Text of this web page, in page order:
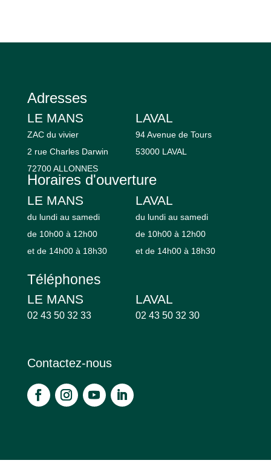
Adresses
LE MANS
ZAC du vivier
2 rue Charles Darwin
72700 ALLONNES
LAVAL
94 Avenue de Tours
53000 LAVAL
Horaires d'ouverture
LE MANS
du lundi au samedi
de 10h00 à 12h00
et de 14h00 à 18h30
LAVAL
du lundi au samedi
de 10h00 à 12h00
et de 14h00 à 18h30
Téléphones
LE MANS
02 43 50 32 33
LAVAL
02 43 50 32 30
Contactez-nous